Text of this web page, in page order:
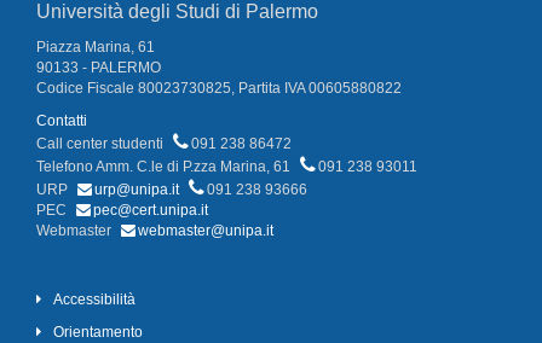
Università degli Studi di Palermo
Piazza Marina, 61
90133 - PALERMO
Codice Fiscale 80023730825, Partita IVA 00605880822
Contatti
Call center studenti
091 238 86472
Telefono Amm. C.le di P.zza Marina, 61
091 238 93011
URP
urp@unipa.it
091 238 93666
PEC
pec@cert.unipa.it
Webmaster
webmaster@unipa.it
Accessibilità
Orientamento